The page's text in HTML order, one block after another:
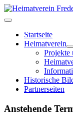
Startseite
Heimatverein
Projekte
Historische
Partnerseiten
Anstehende